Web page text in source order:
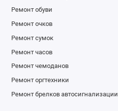
Ремонт обуви
Ремонт очков
Ремонт сумок
Ремонт часов
Ремонт чемоданов
Ремонт оргтехники
Ремонт брелков автосигнализации